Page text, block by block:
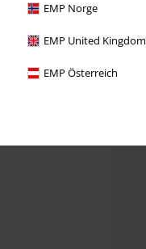
EMP Norge
EMP United Kingdom
EMP Österreich